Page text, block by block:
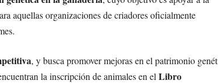
aquellas organizaciones de criadores oficialmente
, y busca promover mejoras en el patrimonio
la inscripción de animales en elLibro